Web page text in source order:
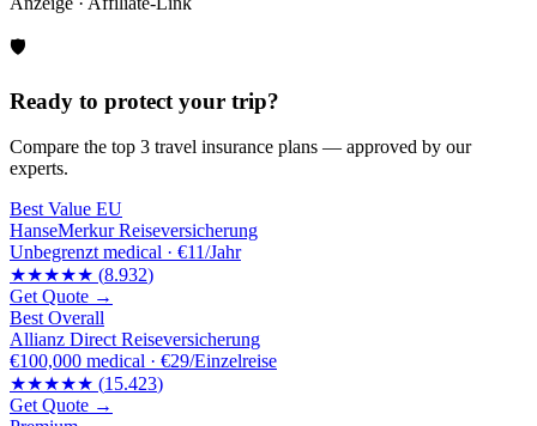
🛡️
Ready to protect your trip?
Compare the top 3 travel insurance plans — approved by our
experts.
Best Value EU
HanseMerkur Reiseversicherung
Unbegrenzt medical · €11/Jahr
★★★★★ (8.932)
Get Quote →
Best Overall
Allianz Direct Reiseversicherung
€100,000 medical · €29/Einzelreise
★★★★★ (15.423)
Get Quote →